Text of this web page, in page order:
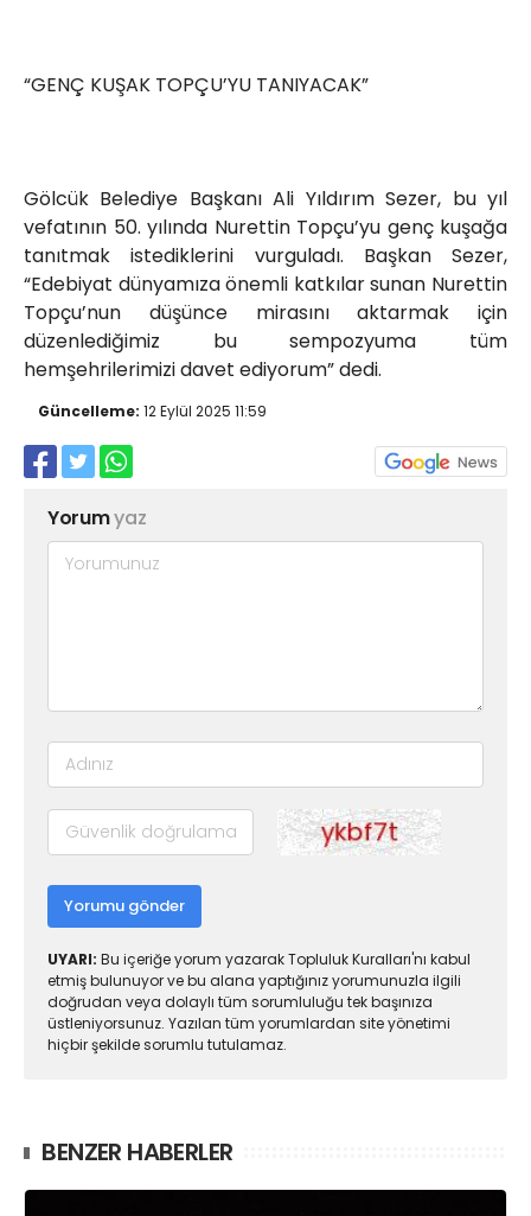
“GENÇ KUŞAK TOPÇU’YU TANIYACAK”
Gölcük Belediye Başkanı Ali Yıldırım Sezer, bu yıl
vefatının 50. yılında Nurettin Topçu’yu genç kuşağa
tanıtmak istediklerini vurguladı. Başkan Sezer,
“Edebiyat dünyamıza önemli katkılar sunan Nurettin
Topçu’nun düşünce mirasını aktarmak için
düzenlediğimiz bu sempozyuma tüm
hemşehrilerimizi davet ediyorum” dedi.
Güncelleme: 12 Eylül 2025 11:59
Yorumyaz
Yorumu gönder
UYARI: Bu içeriğe yorum yazarak Topluluk Kuralları'nı kabul
etmiş bulunuyor ve bu alana yaptığınız yorumunuzla ilgili
doğrudan veya dolaylı tüm sorumluluğu tek başınıza
üstleniyorsunuz. Yazılan tüm yorumlardan site yönetimi
hiçbir şekilde sorumlu tutulamaz.
BENZER HABERLER